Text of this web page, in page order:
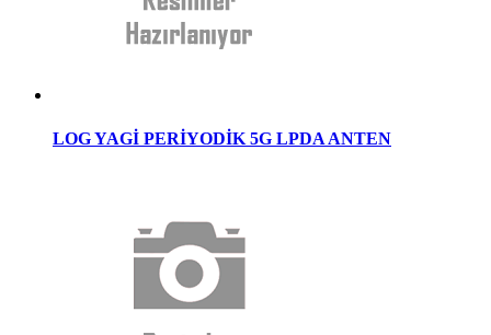
LOG YAGİ PERİYODİK 5G LPDA ANTEN